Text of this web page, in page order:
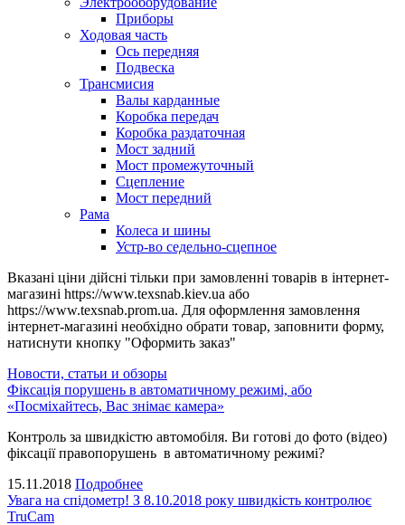
Приборы
Ходовая часть
Ось передняя
Подвеска
Трансмисия
Валы карданные
Коробка передач
Коробка раздаточная
Мост задний
Мост промежуточный
Сцепление
Мост передний
Рама
Колеса и шины
Устр-во седельно-сцепное
Вказані ціни дійсні тільки при замовленні товарів в інтернет-
магазині https://www.texsnab.kiev.ua або
https://www.texsnab.prom.ua. Для оформлення замовлення
інтернет-магазині необхідно обрати товар, заповнити форму,
натиснути кнопку "Оформить заказ"
Новости, статьи и обзоры
Фіксація порушень в автоматичному режимі, або
«Посміхайтесь, Вас знімає камера»
Контроль за швидкістю автомобіля. Ви готові до фото (відео)
фіксації правопорушень в автоматичному режимі?
15.11.2018 Подробнее
Увага на спідометр! З 8.10.2018 року швидкість контролює
TruCam